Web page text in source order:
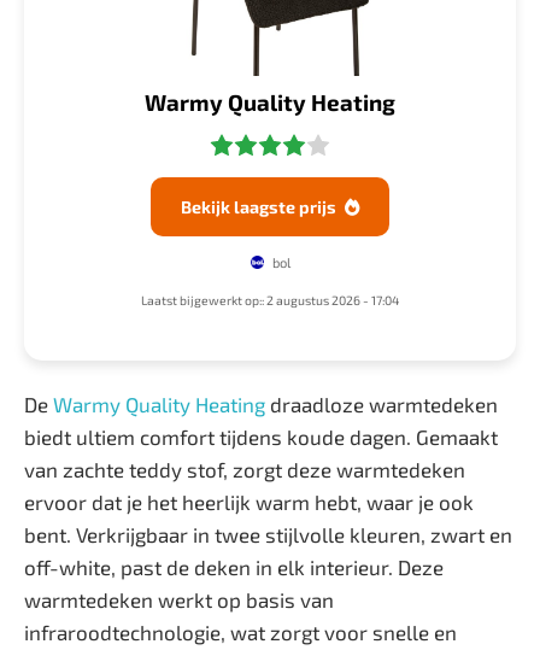
Warmy Quality Heating
Bekijk laagste prijs 
bol
Laatst bijgewerkt op:: 2 augustus 2026 - 17:04
De Warmy Quality Heatingdraadloze warmtedeken
biedt ultiem comfort tijdens koude dagen. Gemaakt
van zachte teddy stof, zorgt deze warmtedeken
ervoor dat je het heerlijk warm hebt, waar je ook
bent. Verkrijgbaar in twee stijlvolle kleuren, zwart en
off-white, past de deken in elk interieur. Deze
warmtedeken werkt op basis van
infraroodtechnologie, wat zorgt voor snelle en